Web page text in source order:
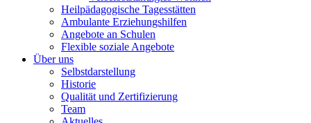
Heilpädagogische Tagesstätten
Ambulante Erziehungshilfen
Angebote an Schulen
Flexible soziale Angebote
Über uns
Selbstdarstellung
Historie
Qualität und Zertifizierung
Team